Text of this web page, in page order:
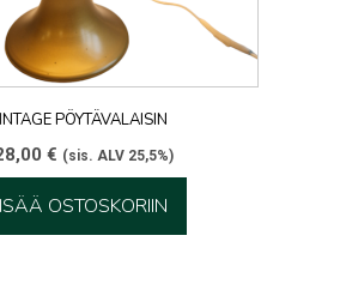
PÖYTÄVALAISIN
€ (sis. ALV 25,5%)
OSTOSKORIIN